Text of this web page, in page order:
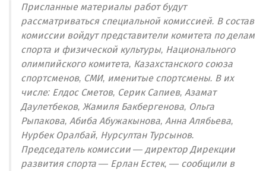
Присланные материалы работ будут
рассматриваться специальной комиссией. В состав
комиссии войдут представители комитета по делам
спорта и физической культуры, Национального
олимпийского комитета, Казахстанского союза
спортсменов, СМИ, именитые спортсмены. В их
числе: Елдос Сметов, Серик Сапиев, Азамат
Даулетбеков, Жамиля Бакбергенова, Ольга
Рыпакова, Абиба Абужакынова, Анна Алябьева,
Нурбек Оралбай, Нурсултан Турсынов.
Председатель комиссии — директор Дирекции
развития спорта — Ерлан Естек, — сообщили в